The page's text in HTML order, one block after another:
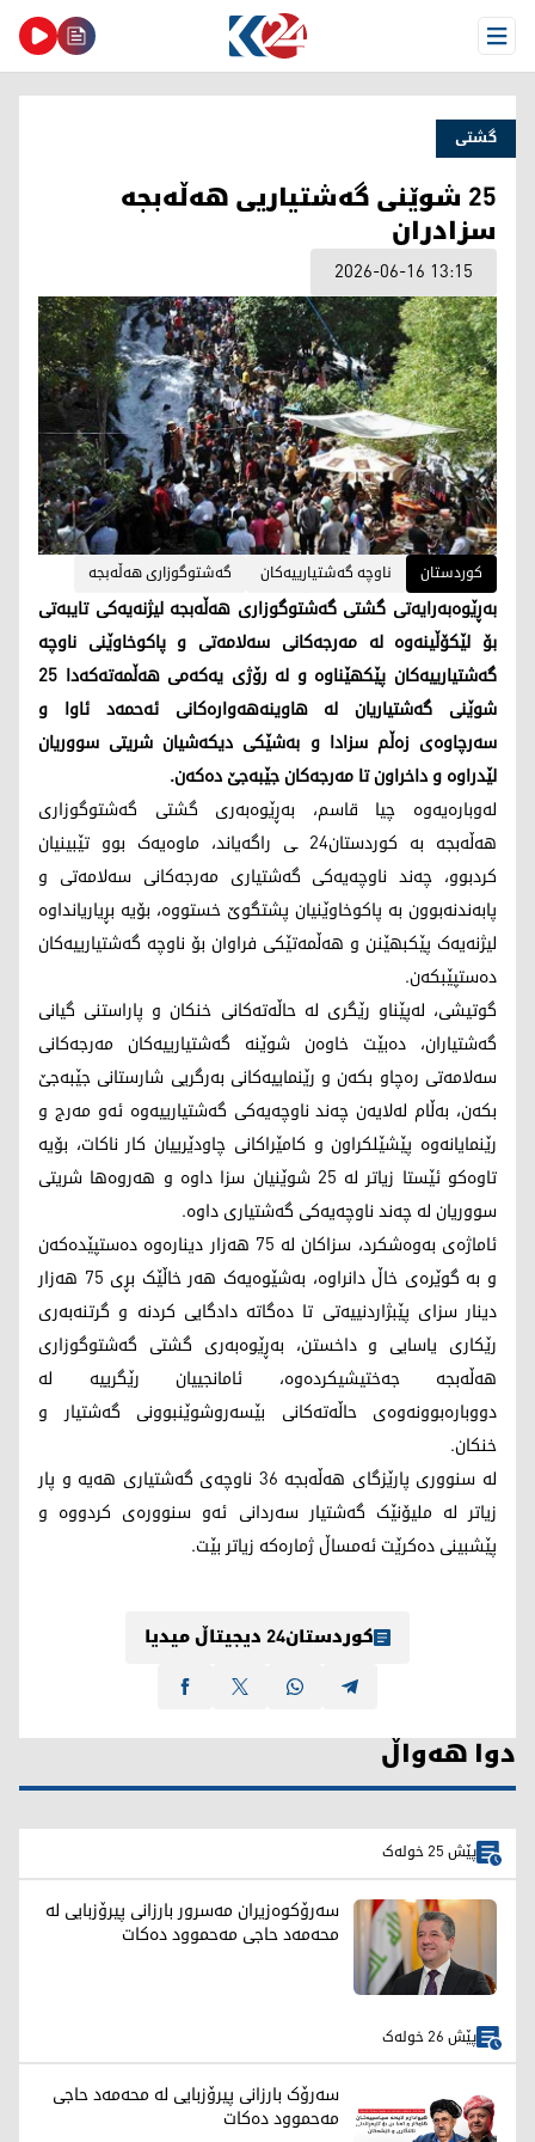
Open Menu
گشتی
25 شوێنی گەشتیاریی هەڵەبجە
سزادران
2026-06-16 13:15
کوردستان ناوچە گەشتیارییەکان گەشتوگوزاری هەڵەبجە
بەڕێوەبەرایەتی گشتی گەشتوگوزاری هەڵەبجە لیژنەیەکی تایبەتی
بۆ لێکۆڵینەوە لە مەرجەکانی سەلامەتی و پاکوخاوێنی ناوچە
گەشتیارییەکان پێکهێناوە و لە رۆژی یەکەمی هەڵمەتەکەدا 25
شوێنی گەشتیاریان لە هاوینەهەوارەکانی ئەحمەد ئاوا و
سەرچاوەی زەڵم سزادا و بەشێکی دیکەشیان شریتی سووریان
لێدراوە و داخراون تا مەرجەکان جێبەجێ دەکەن.
لەوبارەیەوە چیا قاسم، بەڕێوەبەری گشتی گەشتوگوزاری
هەڵەبجە بە کوردستان24 ـی راگەیاند، ماوەیەک بوو تێبینیان
کردبوو، چەند ناوچەیەکی گەشتیاری مەرجەکانی سەلامەتی و
پابەندنەبوون بە پاکوخاوێنیان پشتگوێ خستووە، بۆیە بڕیاریانداوە
لیژنەیەک پێکبهێنن و هەڵمەتێکی فراوان بۆ ناوچە گەشتیارییەکان
دەستپێبکەن.
گوتیشی، لەپێناو رێگری لە حاڵەتەکانی خنکان و پاراستنی گیانی
گەشتیاران، دەبێت خاوەن شوێنە گەشتیارییەکان مەرجەکانی
سەلامەتی رەچاو بکەن و رێنماییەکانی بەرگریی شارستانی جێبەجێ
بکەن، بەڵام لەلایەن چەند ناوچەیەکی گەشتیارییەوە ئەو مەرج و
رێنمایانەوە پێشێلکراون و کامێراکانی چاودێرییان کار ناکات، بۆیە
تاوەکو ئێستا زیاتر لە 25 شوێنیان سزا داوە و هەروەها شریتی
سووریان لە چەند ناوچەیەکی گەشتیاری داوە.
ئاماژەی بەوەشکرد، سزاکان لە 75 هەزار دینارەوە دەستپێدەکەن
و بە گوێرەی خاڵ دانراوە، بەشێوەیەک هەر خاڵێک بڕی 75 هەزار
دینار سزای پێبژاردنییەتی تا دەگاتە دادگایی کردنە و گرتنەبەری
رێکاری یاسایی و داخستن، بەڕێوەبەری گشتی گەشتوگوزاری
هەڵەبجە جەختیشیکردەوە، ئامانجییان رێگرییە لە
دووبارەبوونەوەی حاڵەتەکانی بێسەروشوێنبوونی گەشتیار و
خنکان.
لە سنووری پارێزگای هەڵەبجە 36 ناوچەی گەشتیاری هەیە و پار
زیاتر لە ملیۆنێک گەشتیار سەردانی ئەو سنوورەی کردووە و
پێشبینی دەکرێت ئەمساڵ ژمارەکە زیاتر بێت.
کوردستان24 دیجیتاڵ میدیا
دوا هەواڵ
پێش 25 خولەک
سەرۆکوەزیران مەسرور بارزانی پیرۆزبایی لە
محەمەد حاجی مەحموود دەکات
پێش 26 خولەک
سەرۆک بارزانی پیرۆزبایی لە محەمەد حاجی
مەحموود دەکات